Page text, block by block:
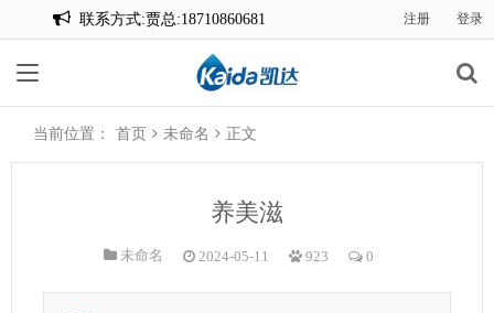
联系方式:贾总:18710860681
联系方式:贾总:18710860681
注册 登录
当前位置： 首页 未命名 正文
养美滋
未命名 2024-05-11 923 0